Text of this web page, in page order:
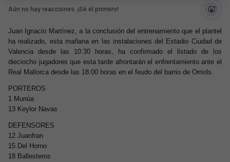
Aún no hay reacciones. ¡Sé el primero!
Juan Ignacio Martínez, a la conclusión del entrenamiento que el plantel
ha realizado, esta mañana en las instalaciones del Estadio Ciudad de
Valencia desde las 10:30 horas, ha confirmado el listado de los
dieciocho jugadores que esta tarde afrontarán el enfrentamiento ante el
Real Mallorca desde las 18:00 horas en el feudo del barrio de Orriols.
PORTEROS
1 Munúa
13 Keylor Navas
DEFENSORES
12 Juanfran
15 Del Horno
18 Ballesteros